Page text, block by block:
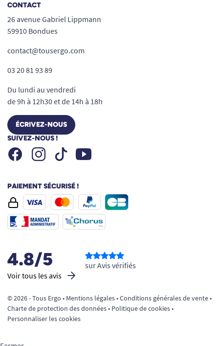
CONTACT
26 avenue Gabriel Lippmann
59910 Bondues
contact@tousergo.com
03 20 81 93 89
Du lundi au vendredi
de 9h à 12h30 et de 14h à 18h
ÉCRIVEZ-NOUS
SUIVEZ-NOUS !
FacebookInstagramTiktok Youtube
PAIEMENT SÉCURISÉ !
4.8/5
Voir tous les avis
sur Avis vérifiés
© 2026 - Tous Ergo • Mentions légales•Conditions générales de vente•
Charte de protection des données• Politique de cookies•
Personnaliser les cookies